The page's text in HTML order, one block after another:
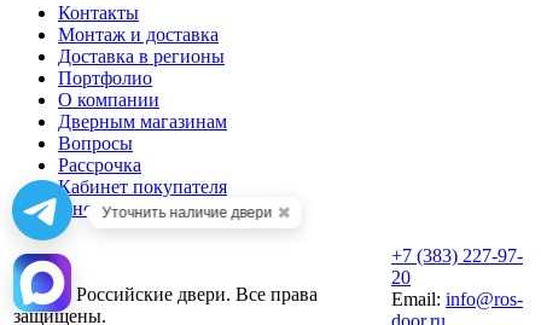
Контакты
Монтаж и доставка
Доставка в регионы
Портфолио
О компании
Дверным магазинам
Вопросы
Рассрочка
Кабинет покупателя
Инструменты
2026 © Российские двери. Все права
защищены.
Уточнить наличие двери ✖
+7 (383) 227-97-
20
Email: info@ros-
door.ru